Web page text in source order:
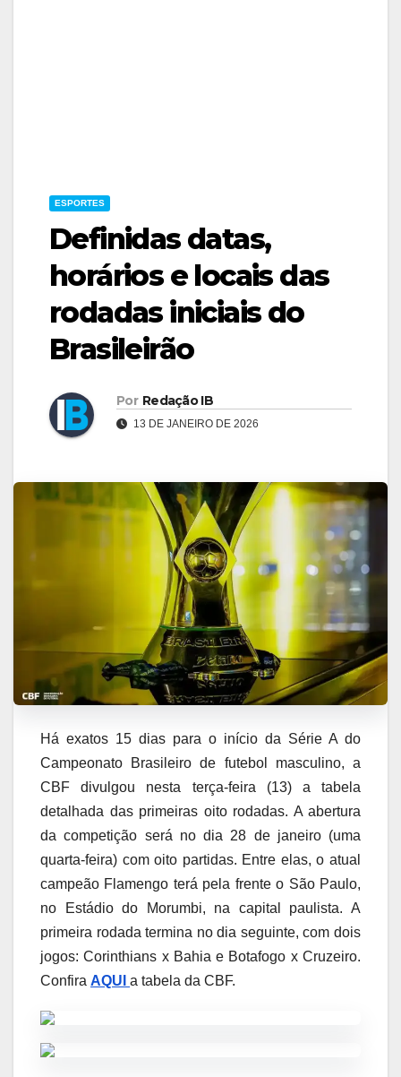
ESPORTES
Definidas datas,
horários e locais das
rodadas iniciais do
Brasileirão
Por Redação IB
13 DE JANEIRO DE 2026
Há exatos 15 dias para o início da Série A do
Campeonato Brasileiro de futebol masculino, a
CBF divulgou nesta terça-feira (13) a tabela
detalhada das primeiras oito rodadas. A abertura
da competição será no dia 28 de janeiro (uma
quarta-feira) com oito partidas. Entre elas, o atual
campeão Flamengo terá pela frente o São Paulo,
no Estádio do Morumbi, na capital paulista. A
primeira rodada termina no dia seguinte, com dois
jogos: Corinthians x Bahia e Botafogo x Cruzeiro.
Confira AQUI a tabela da CBF.